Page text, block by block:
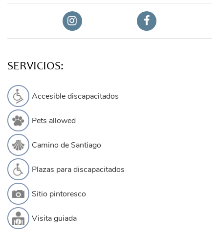
SERVICIOS:
Accesible discapacitados
Pets allowed
Camino de Santiago
Plazas para discapacitados
Sitio pintoresco
Visita guiada